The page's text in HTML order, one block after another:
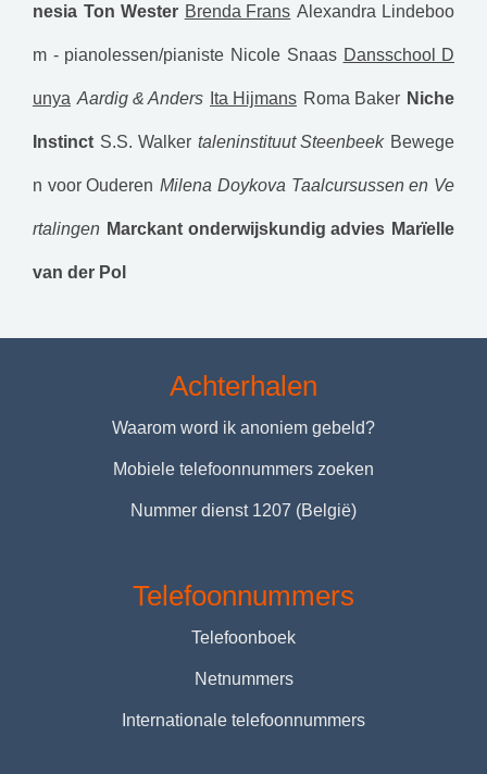
nesia Ton Wester Brenda Frans Alexandra Lindeboo
m - pianolessen/pianiste Nicole Snaas Dansschool D
unya Aardig & Anders Ita Hijmans Roma Baker Niche
Instinct S.S. Walker taleninstituut Steenbeek Bewege
n voor Ouderen Milena Doykova Taalcursussen en Ve
rtalingen Marckant onderwijskundig advies Marïelle
van der Pol
Achterhalen
Waarom word ik anoniem gebeld?
Mobiele telefoonnummers zoeken
Nummer dienst 1207 (België)
Telefoonnummers
Telefoonboek
Netnummers
Internationale telefoonnummers